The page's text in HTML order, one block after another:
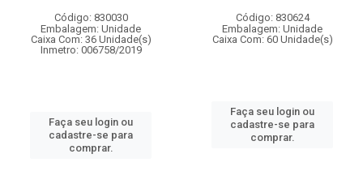
Código: 830030
Embalagem: Unidade
Caixa Com: 36 Unidade(s)
Inmetro: 006758/2019
Faça seu login ou
cadastre-se para
comprar.
Código: 830624
Embalagem: Unidade
Caixa Com: 60 Unidade(s)
Faça seu login ou
cadastre-se para
comprar.